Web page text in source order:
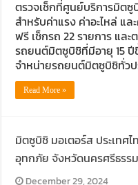
ตรวจเช็กที่ศูนย์บริการมิตซู
สำหรับค่าแรง ค่าอะไหล่ แ
ฟรี เช็กรถ 22 รายการ และ
รถยนต์มิตซูบิชิที่มีอายุ 15
จำหน่ายรถยนต์มิตซูบิชิทั่ว
Read More »
มิตซูบิชิ มอเตอร์ส ประเทศ
อุทกภัย จังหวัดนครศรีธรร
December 29, 2024